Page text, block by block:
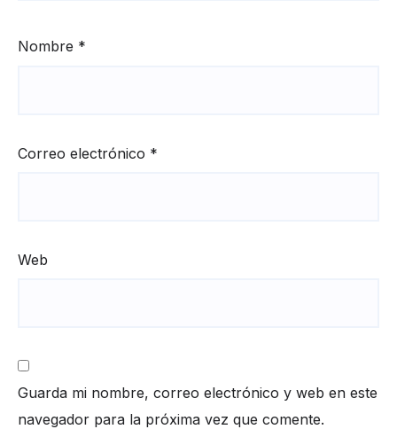
Nombre *
Correo electrónico *
Web
Guarda mi nombre, correo electrónico y web en este
navegador para la próxima vez que comente.